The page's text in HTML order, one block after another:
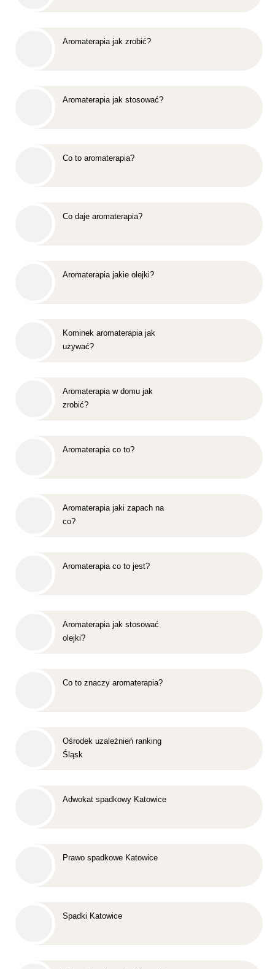
Aromaterapia jak zrobić?
Aromaterapia jak stosować?
Co to aromaterapia?
Co daje aromaterapia?
Aromaterapia jakie olejki?
Kominek aromaterapia jak
używać?
Aromaterapia w domu jak
zrobić?
Aromaterapia co to?
Aromaterapia jaki zapach na
co?
Aromaterapia co to jest?
Aromaterapia jak stosować
olejki?
Co to znaczy aromaterapia?
Ośrodek uzależnień ranking
Śląsk
Adwokat spadkowy Katowice
Prawo spadkowe Katowice
Spadki Katowice